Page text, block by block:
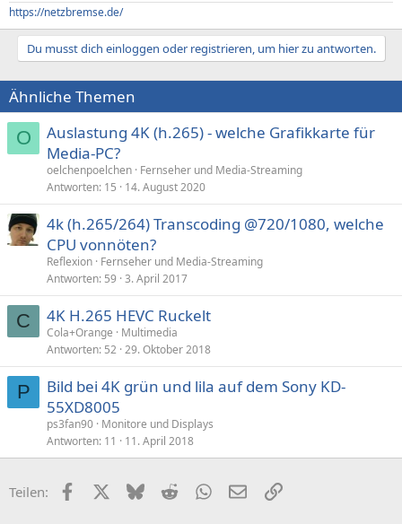
https://netzbremse.de/
Du musst dich einloggen oder registrieren, um hier zu antworten.
Ähnliche Themen
O
Auslastung 4K (h.265) - welche Grafikkarte für
Media-PC?
oelchenpoelchen Fernseher und Media-Streaming
Antworten 15 14. August 2020
4k (h.265/264) Transcoding @720/1080, welche
CPU vonnöten?
Reflexion Fernseher und Media-Streaming
Antworten 59 3. April 2017
C 4K H.265 HEVC Ruckelt
Cola+Orange
Multimedia
Antworten 52 29. Oktober 2018
P
Bild bei 4K grün und lila auf dem Sony KD-
55XD8005
ps3fan90 Monitore und Displays
Antworten 11 11. April 2018
Teilen: FacebookX (Twitter)
BlueskyRedditWhatsApp
E-MailLink